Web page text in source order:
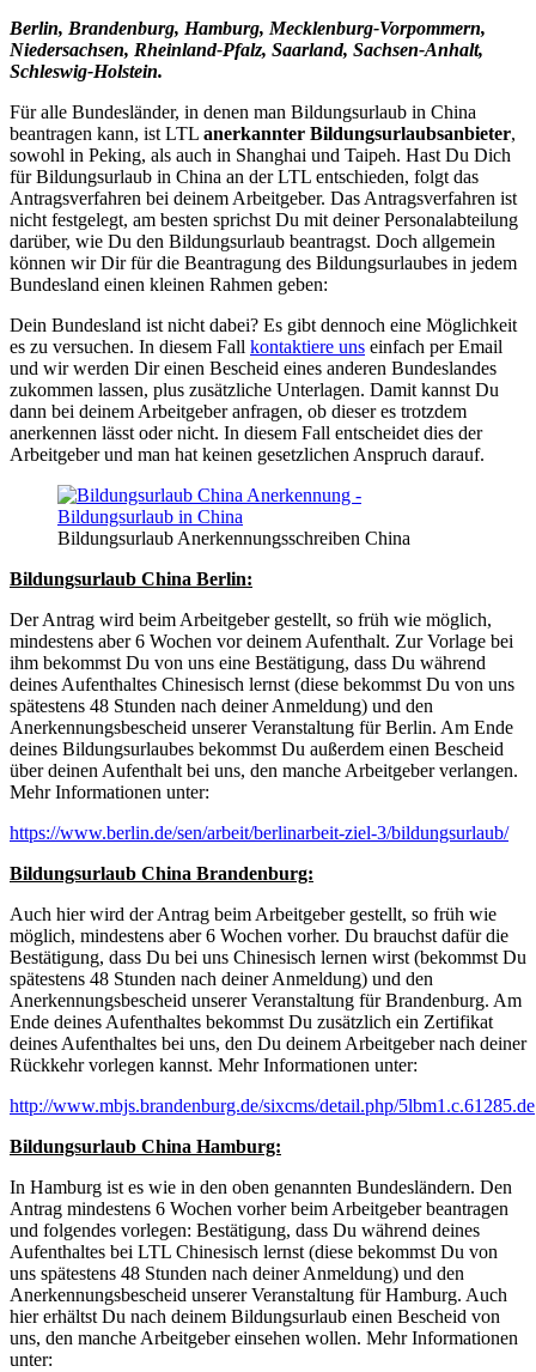
Berlin, Brandenburg, Hamburg, Mecklenburg-Vorpommern,
Niedersachsen, Rheinland-Pfalz, Saarland, Sachsen-Anhalt,
Schleswig-Holstein.
Für alle Bundesländer, in denen man Bildungsurlaub in China
beantragen kann, ist LTL anerkannter Bildungsurlaubsanbieter,
sowohl in Peking, als auch in Shanghai und Taipeh. Hast Du Dich
für Bildungsurlaub in China an der LTL entschieden, folgt das
Antragsverfahren bei deinem Arbeitgeber. Das Antragsverfahren ist
nicht festgelegt, am besten sprichst Du mit deiner Personalabteilung
darüber, wie Du den Bildungsurlaub beantragst. Doch allgemein
können wir Dir für die Beantragung des Bildungsurlaubes in jedem
Bundesland einen kleinen Rahmen geben:
Dein Bundesland ist nicht dabei? Es gibt dennoch eine Möglichkeit
es zu versuchen. In diesem Fall kontaktiere uns einfach per Email
und wir werden Dir einen Bescheid eines anderen Bundeslandes
zukommen lassen, plus zusätzliche Unterlagen. Damit kannst Du
dann bei deinem Arbeitgeber anfragen, ob dieser es trotzdem
anerkennen lässt oder nicht. In diesem Fall entscheidet dies der
Arbeitgeber und man hat keinen gesetzlichen Anspruch darauf.
Bildungsurlaub Anerkennungsschreiben China
Bildungsurlaub China Berlin:
Der Antrag wird beim Arbeitgeber gestellt, so früh wie möglich,
mindestens aber 6 Wochen vor deinem Aufenthalt. Zur Vorlage bei
ihm bekommst Du von uns eine Bestätigung, dass Du während
deines Aufenthaltes Chinesisch lernst (diese bekommst Du von uns
spätestens 48 Stunden nach deiner Anmeldung) und den
Anerkennungsbescheid unserer Veranstaltung für Berlin. Am Ende
deines Bildungsurlaubes bekommst Du außerdem einen Bescheid
über deinen Aufenthalt bei uns, den manche Arbeitgeber verlangen.
Mehr Informationen unter:
https://www.berlin.de/sen/arbeit/berlinarbeit-ziel-3/bildungsurlaub/
Bildungsurlaub China Brandenburg:
Auch hier wird der Antrag beim Arbeitgeber gestellt, so früh wie
möglich, mindestens aber 6 Wochen vorher. Du brauchst dafür die
Bestätigung, dass Du bei uns Chinesisch lernen wirst (bekommst Du
spätestens 48 Stunden nach deiner Anmeldung) und den
Anerkennungsbescheid unserer Veranstaltung für Brandenburg. Am
Ende deines Aufenthaltes bekommst Du zusätzlich ein Zertifikat
deines Aufenthaltes bei uns, den Du deinem Arbeitgeber nach deiner
Rückkehr vorlegen kannst. Mehr Informationen unter:
http://www.mbjs.brandenburg.de/sixcms/detail.php/5lbm1.c.61285.de
Bildungsurlaub China Hamburg:
In Hamburg ist es wie in den oben genannten Bundesländern. Den
Antrag mindestens 6 Wochen vorher beim Arbeitgeber beantragen
und folgendes vorlegen: Bestätigung, dass Du während deines
Aufenthaltes bei LTL Chinesisch lernst (diese bekommst Du von
uns spätestens 48 Stunden nach deiner Anmeldung) und den
Anerkennungsbescheid unserer Veranstaltung für Hamburg. Auch
hier erhältst Du nach deinem Bildungsurlaub einen Bescheid von
uns, den manche Arbeitgeber einsehen wollen. Mehr Informationen
unter: